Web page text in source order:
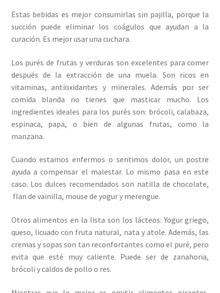
Estas bebidas es mejor consumirlas sin pajilla, porque la
succión puede eliminar los coágulos que ayudan a la
curación. Es mejor usar una cuchara.
Los purés de frutas y verduras son excelentes para comer
después de la extracción de una muela. Son ricos en
vitaminas, antioxidantes y minerales. Además por ser
comida blanda no tienes que masticar mucho. Los
ingredientes ideales para los purés son: brócoli, calabaza,
espinaca, papa, o bien de algunas frutas, como la
manzana.
Cuando estamos enfermos o sentimos dolor, un postre
ayuda a compensar el malestar. Lo mismo pasa en este
caso. Los dulces recomendados son natilla de chocolate,
flan de vainilla, mouse de yogur y merengue.
Otros alimentos en la lista son los lácteos: Yogur griego,
queso, licuado con fruta natural, nata y atole. Además, las
cremas y sopas son tan reconfortantes como el puré, pero
evita que esté muy caliente. Puede ser de zanahoria,
brócoli y caldos de pollo o res.